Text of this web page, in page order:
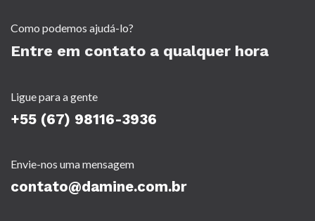
Como podemos ajudá-lo?
Entre em contato a qualquer hora
Ligue para a gente
+55 (67) 98116-3936
Envie-nos uma mensagem
contato@damine.com.br